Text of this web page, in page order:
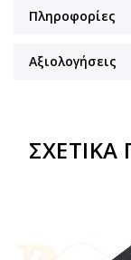
Πληροφορίες
Αξιολογήσεις